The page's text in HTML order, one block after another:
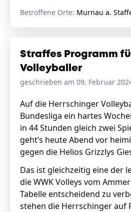
Betroffene Orte: Murnau a.
Straffes Programm
Volleyballer
geschrieben am 09. Februar
Auf die Herrschinger
Bundesliga ein hartes
in 44 Stunden gleich zwei
geht’s heute Abend vor
gegen die Helios Grizzlys
Das ist gleichzeitig eine der
die WWK Volleys vom
Tabelle entscheidend zu
stehen die Herrschinger auf